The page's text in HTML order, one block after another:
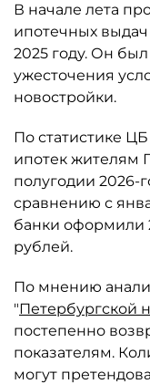
В начале лета
ипотечных
2025 году. Он
ужесточения
новостройки.
По статистике
ипотек жителям
полугодии 2026-
сравнению с
банки оформили
рублей.
По мнению
"Петербургской
постепенно
показателям.
могут